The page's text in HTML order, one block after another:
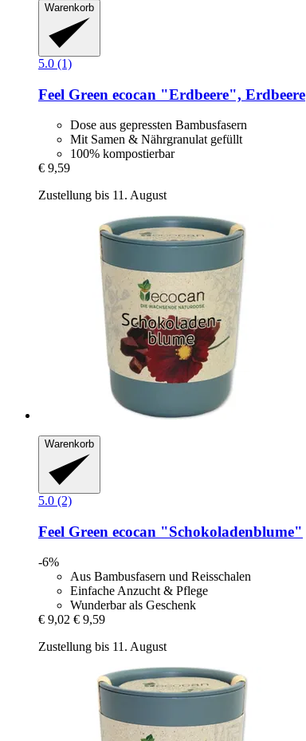
Warenkorb
5.0 (1)
Feel Green ecocan "Erdbeere", Erdbeere
Dose aus gepressten Bambusfasern
Mit Samen & Nährgranulat gefüllt
100% kompostierbar
€ 9,59
Zustellung bis 11. August
Warenkorb
5.0 (2)
Feel Green ecocan "Schokoladenblume"
-6%
Aus Bambusfasern und Reisschalen
Einfache Anzucht & Pflege
Wunderbar als Geschenk
€ 9,02 € 9,59
Zustellung bis 11. August